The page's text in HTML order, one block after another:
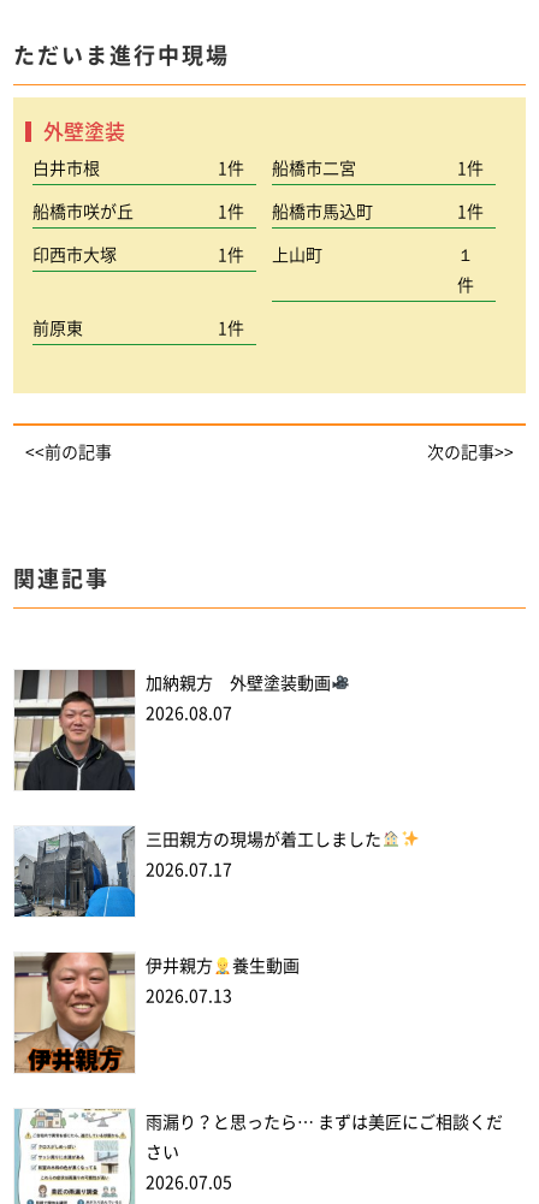
ただいま進行中現場
外壁塗装
白井市根 1件 船橋市二宮 1件
船橋市咲が丘 1件 船橋市馬込町 1件
印西市大塚 1件 上山町
１
件
前原東 1件
<<前の記事 次の記事>>
関連記事
加納親方 外壁塗装動画
2026.08.07
三田親方の現場が着工しました
2026.07.17
伊井親方
養生動画
2026.07.13
雨漏り？と思ったら… まずは美匠にご相談くだ
さい
2026.07.05